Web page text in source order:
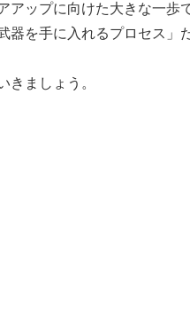
アップに向けた大きな一歩
器を手に入れるプロセス」
きましょう。